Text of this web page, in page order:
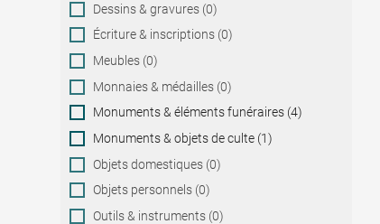
Dessins & gravures (0)
Écriture & inscriptions (0)
Meubles (0)
Monnaies & médailles (0)
Monuments & éléments funéraires (4)
Monuments & objets de culte (1)
Objets domestiques (0)
Objets personnels (0)
Outils & instruments (0)